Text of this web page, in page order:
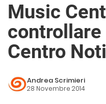
Music
controllare
Centro
Andrea Scrimieri
28 Novembre 2014